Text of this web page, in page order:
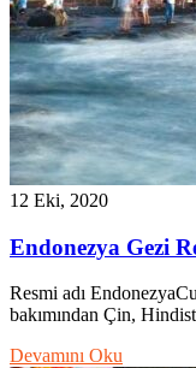
12 Eki, 2020
Endonezya Gezi
Resmi adı
bakımından Çin,
Devamını Oku